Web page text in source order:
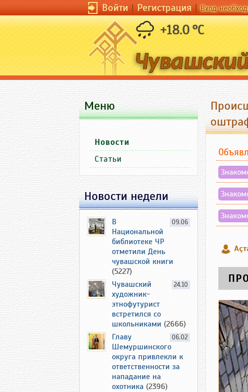
Войти|Регистрация|Вход
+18.0 °C
Меню
Новости
Статьи
Новости недели
09.06
В
Национальной
библиотеке ЧР
отметили День
чувашской книги
(5227)
24.10
Чувашский
художник-
этнофутурист
встретился со
школьниками (2666)
06.02
Главу
Шемуршинского
округа привлекли к
ответственности за
нападание на
охотника (2396)